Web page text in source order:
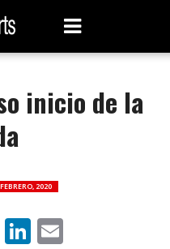
inicio de la
2020
LinkedIn
Email